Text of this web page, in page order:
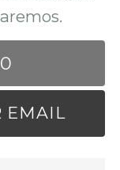
EMAIL